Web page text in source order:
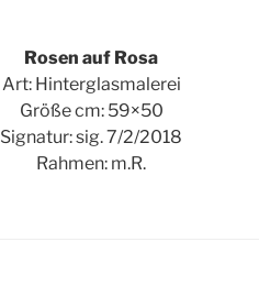
Rosen auf Rosa
Art: Hinterglasmalerei
Größe cm: 59×50
Signatur: sig. 7/2/2018
Rahmen: m.R.